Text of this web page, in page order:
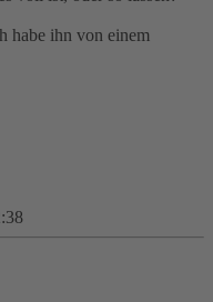
habe ihn von einem